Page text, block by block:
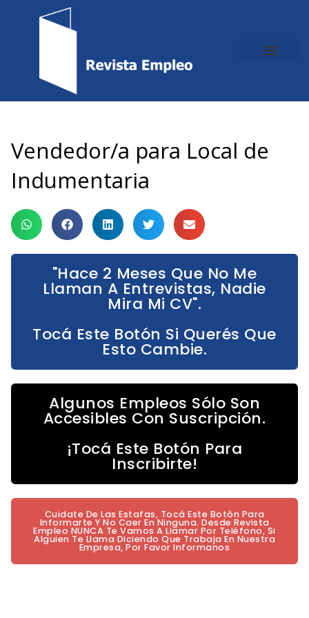
Vendedor/a para Local de
Indumentaria
"Hace 2 Meses Que No Me
Llaman A Entrevistas, Nadie
Mira Mi CV".
Tocá Este Botón Si Querés Que
Esto Cambie.
Algunos Empleos Sólo Son
Accesibles Con Suscripción.
¡Tocá Este Botón Para
Inscribirte!
Cuidate De Las Estafas, Tocá Este Botón Para
Informarte Y No Caer En Ninguna. Desde Revista
Empleo NUNCA Te Vamos A Llamar Por Teléfono, Si
Alguien Te Llama Diciendo Que Trabaja En Nuestra
Empresa, Por Favor Informanos